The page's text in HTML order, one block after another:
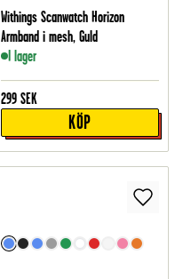
Withings Scanwatch Horizon
Armband i mesh, Guld
I lager
299 SEK
KÖP